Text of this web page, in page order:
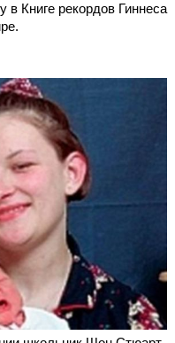
в Книге рекордов Гиннеса